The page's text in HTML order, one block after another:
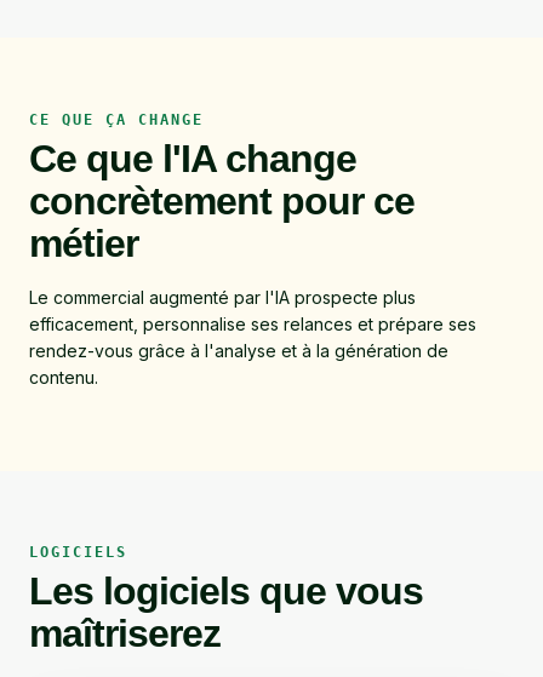
CE QUE ÇA CHANGE
Ce que l'IA change
concrètement pour ce
métier
Le commercial augmenté par l'IA prospecte plus
efficacement, personnalise ses relances et prépare ses
rendez-vous grâce à l'analyse et à la génération de
contenu.
LOGICIELS
Les logiciels que vous
maîtriserez